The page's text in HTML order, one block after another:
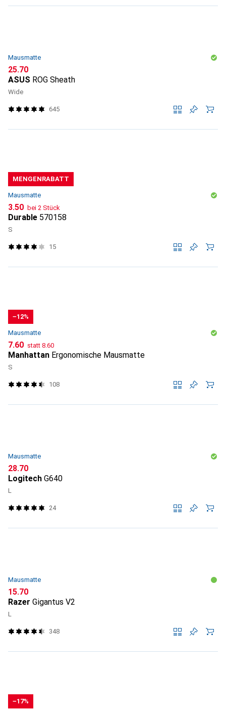
Mausmatte
CHF
25.70
ASUS ROG Sheath
Wide
645
MENGENRABATT
Mausmatte
CHF
3.50 bei 2 Stück
Durable 570158
S
15
−12%
Mausmatte
CHF
7.60 statt CHF
8.60
Manhattan Ergonomische Mausmatte
S
108
Mausmatte
CHF
28.70
Logitech G640
L
24
Mausmatte
CHF
15.70
Razer Gigantus V2
L
348
−17%